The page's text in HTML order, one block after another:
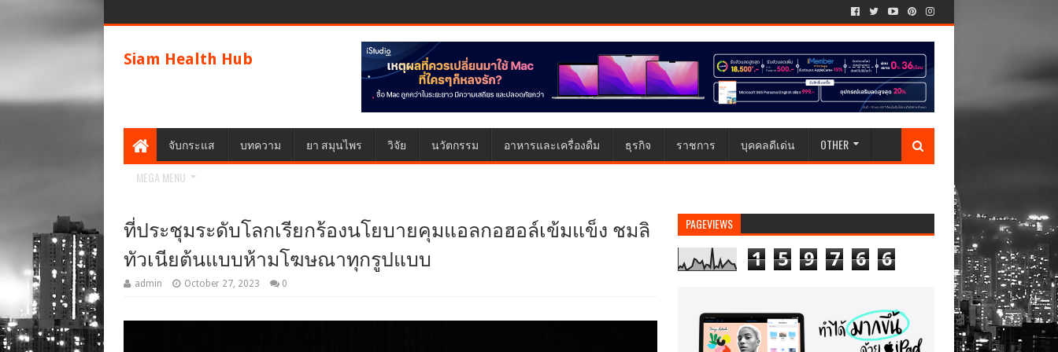
Siam Health Hub
จับกระแส บทความ ยา สมุนไพร วิจัย นวัตกรรม อาหารและเครื่องดื่ม ธุรกิจ ราชการ บุคคลดีเด่น
OTHER
MEGA MENU
ที่ประชุมระดับโลกเรียกร้องนโยบายคุมแอลกอฮอล์เข้มแข็ง ชมลิ
ทัวเนียต้นแบบห้ามโฆษณาทุกรูปแบบ
admin October 27, 2023 0
PAGEVIEWS
1 5 9 7 6 6